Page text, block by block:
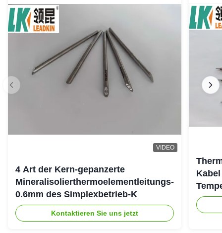
VIDEO
4 Art der Kern-gepanzerte
Mineralisolierthermoelementleitungs-
0.6mm des Simplexbetrieb-K
Kontaktieren Sie uns jetzt